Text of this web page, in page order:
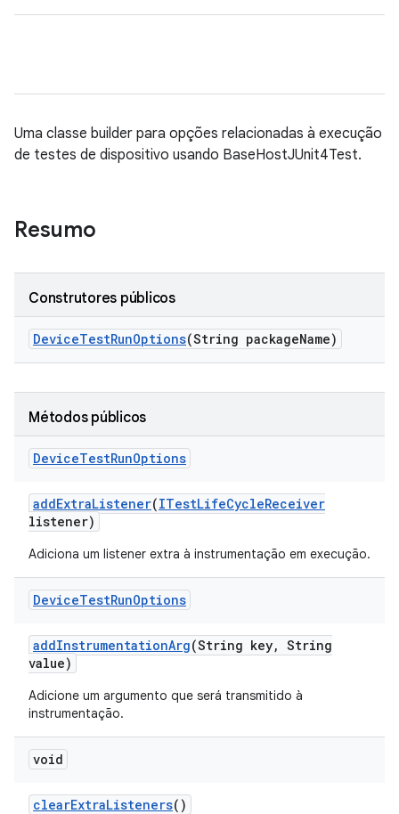
Uma classe builder para opções relacionadas à execução
de testes de dispositivo usando BaseHostJUnit4Test.
Resumo
Construtores públicos
DeviceTestRunOptions(String packageName)
Métodos públicos
DeviceTestRunOptions
addExtraListener(ITestLifeCycleReceiver
listener)
Adiciona um listener extra à instrumentação em execução.
DeviceTestRunOptions
addInstrumentationArg(String key, String
value)
Adicione um argumento que será transmitido à
instrumentação.
void
clearExtraListeners()